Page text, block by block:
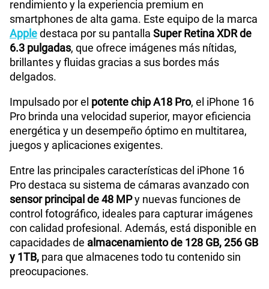
Paga solo
200GB en alta velocidad
S/289.90
Ver menos planes
rendimiento y la experiencia premium en
smartphones de alta gama. Este equipo de la marca
Appledestaca por su pantalla Super Retina XDR de
6.3 pulgadas, que ofrece imágenes más nítidas,
brillantes y fluidas gracias a sus bordes más
delgados.
Impulsado por el potente chip A18 Pro, el iPhone 16
Pro brinda una velocidad superior, mayor eficiencia
energética y un desempeño óptimo en multitarea,
juegos y aplicaciones exigentes.
Entre las principales características del iPhone 16
Pro destaca su sistema de cámaras avanzado con
sensor principal de 48 MPy nuevas funciones de
control fotográfico, ideales para capturar imágenes
con calidad profesional. Además, está disponible en
capacidades de almacenamiento de 128 GB, 256 GB
y 1TB, para que almacenes todo tu contenido sin
preocupaciones.